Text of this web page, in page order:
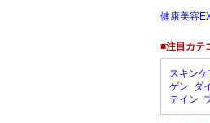
健康美容
■注目カテ
スキンケ
ゲン ダ
テイン